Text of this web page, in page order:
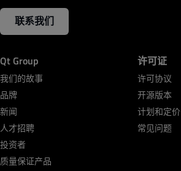
联系我们
Qt Group
我们的故事
品牌
新闻
人才招聘
投资者
质量保证产品
许可证
许可协议
开源版本
计划和定价
常见问题